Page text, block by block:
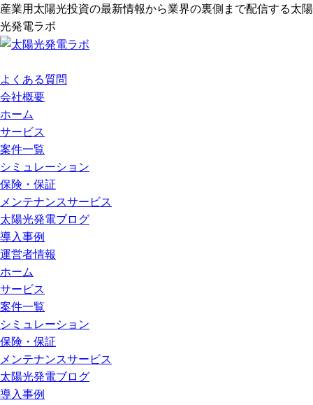
産業用太陽光投資の最新情報から業界の裏側まで配信する太陽
光発電ラボ
よくある質問
会社概要
ホーム
サービス
案件一覧
シミュレーション
保険・保証
メンテナンスサービス
太陽光発電ブログ
導入事例
運営者情報
ホーム
サービス
案件一覧
シミュレーション
保険・保証
メンテナンスサービス
太陽光発電ブログ
導入事例